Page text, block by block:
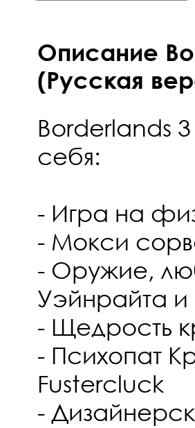
Описание
(Русская
Borderlands
себя:
- Игра на
- Мокси
- Оружие,
Уэйнрайта
- Щедрость
- Психопат
Fustercluck
-